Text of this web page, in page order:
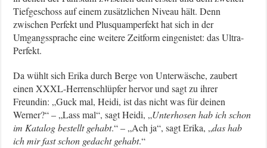
Tiefgeschoss auf einem zusätzlichen Niveau hält. Denn
zwischen Perfekt und Plusquamperfekt hat sich in der
Umgangssprache eine weitere Zeitform eingenistet: das Ultra-
Perfekt.
Da wühlt sich Erika durch Berge von Unterwäsche, zaubert
einen XXXL-Herrenschlüpfer hervor und sagt zu ihrer
Freundin: „Guck mal, Heidi, ist das nicht was für deinen
Werner?“ – „Lass mal“, sagt Heidi, „Unterhosen hab ich schon
im Katalog bestellt gehabt.“ – „Ach ja“, sagt Erika, „das hab
ich mir fast schon gedacht gehabt.“